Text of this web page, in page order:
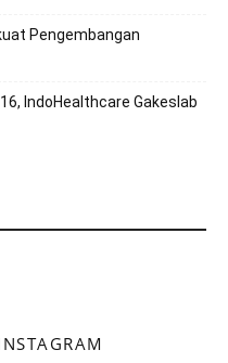
Pengembangan
IndoHealthcare Gakeslab